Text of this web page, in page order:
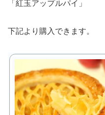
「紅玉アップルパイ」
下記より購入できます。